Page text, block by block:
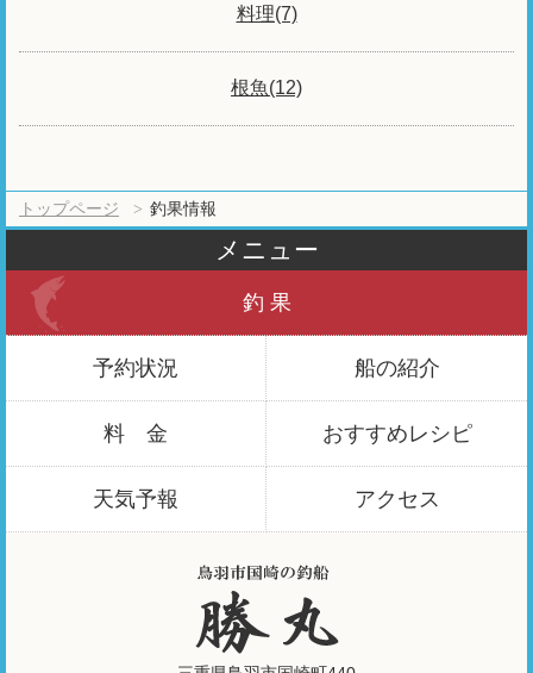
料理(7)
根魚(12)
トップページ 釣果情報
メニュー
釣 果
予約状況 船の紹介
料 金 おすすめレシピ
天気予報 アクセス